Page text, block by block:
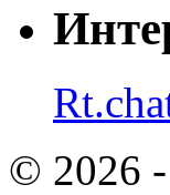
© 2026 -